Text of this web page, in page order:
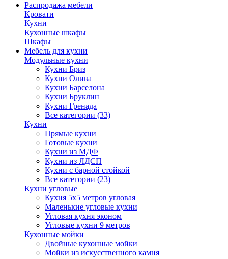
Распродажа мебели
Кровати
Кухни
Кухонные шкафы
Шкафы
Мебель для кухни
Модульные кухни
Кухни Бриз
Кухни Олива
Кухни Барселона
Кухни Бруклин
Кухни Гренада
Все категории (33)
Кухни
Прямые кухни
Готовые кухни
Кухни из МДФ
Кухни из ЛДСП
Кухни с барной стойкой
Все категории (23)
Кухни угловые
Кухня 5х5 метров угловая
Маленькие угловые кухни
Угловая кухня эконом
Угловые кухни 9 метров
Кухонные мойки
Двойные кухонные мойки
Мойки из искусственного камня